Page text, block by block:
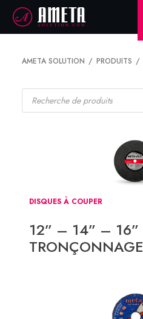
AMETA SOLUTION PRODUITS
Recherche
produits
DISQUES À COUPER
12” – 14” – 16”
TRONÇONNAGE